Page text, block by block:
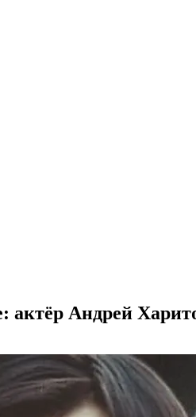
актёр Андрей